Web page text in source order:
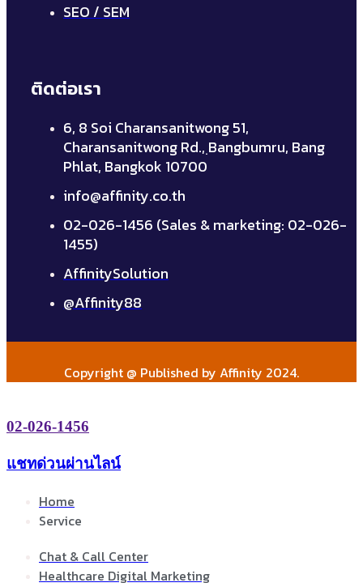
SEO / SEM
ติดต่อเรา
6, 8 Soi Charansanitwong 51,
Charansanitwong Rd., ฺBangbumru, Bang
Phlat, Bangkok 10700
info@affinity.co.th
02-026-1456 (Sales & marketing: 02-026-
1455)
AffinitySolution
@Affinity88
Copyright @ Published by Affinity 2024.
02-026-1456
แชทด่วนผ่านไลน์
Home
Service
Chat & Call Center
Healthcare Digital Marketing